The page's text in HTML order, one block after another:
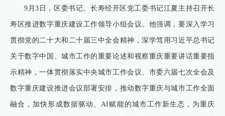
9月3日，区委书记、长寿经开区党工委书记江夏主持召开长
寿区推进数字重庆建设工作领导小组会议。他强调，要深入学习
贯彻党的二十大和二十届三中全会精神，深学笃用习近平总书记
关于数字中国、城市工作的重要论述和视察重庆重要讲话重要指
示精神，一体贯彻落实中央城市工作会议、市委六届七次全会及
数字重庆建设推进会议部署安排，推动数字重庆与城市工作全面
融合，加快形成数据驱动、AI赋能的城市工作新生态，为重庆